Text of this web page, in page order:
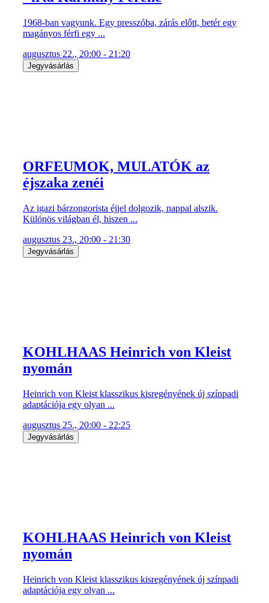
1968-ban vagyunk. Egy presszóba, zárás előtt, betér egy
magányos férfi egy ...
augusztus 22., 20:00 - 21:20
Jegyvásárlás
ORFEUMOK, MULATÓK az
éjszaka zenéi
Az igazi bárzongorista éjjel dolgozik, nappal alszik.
Különös világban él, hiszen ...
augusztus 23., 20:00 - 21:30
Jegyvásárlás
KOHLHAAS Heinrich von Kleist
nyomán
Heinrich von Kleist klasszikus kisregényének új színpadi
adaptációja egy olyan ...
augusztus 25., 20:00 - 22:25
Jegyvásárlás
KOHLHAAS Heinrich von Kleist
nyomán
Heinrich von Kleist klasszikus kisregényének új színpadi
adaptációja egy olyan ...